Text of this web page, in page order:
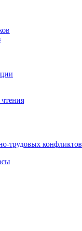
трудовых конфликтов